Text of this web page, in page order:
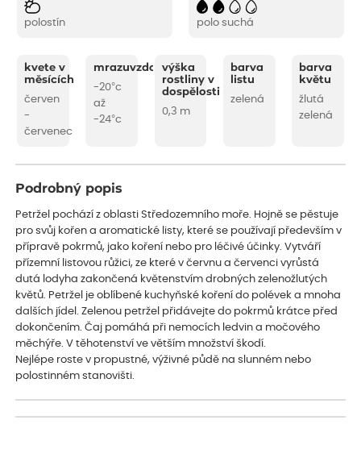
polostín polo suchá
kvete v
měsících
červen
-
červenec
mrazuvzdornost
-20°c
až
-24°c
výška
rostliny v
dospělosti
0,3 m
barva
listu
zelená
barva
květu
žlutá
zelená
Podrobný popis
Petržel pochází z oblasti Středozemního moře. Hojně se pěstuje
pro svůj kořen a aromatické listy, které se používají především v
přípravě pokrmů, jako koření nebo pro léčivé účinky. Vytváří
přízemní listovou růžici, ze které v červnu a červenci vyrůstá
dutá lodyha zakončená květenstvím drobných zelenožlutých
květů. Petržel je oblíbené kuchyňské koření do polévek a mnoha
dalších jídel. Zelenou petržel přidávejte do pokrmů krátce před
dokončením. Čaj pomáhá při nemocích ledvin a močového
měchýře. V těhotenství ve větším množství škodí.
Nejlépe roste v propustné, výživné půdě na slunném nebo
polostinném stanovišti.